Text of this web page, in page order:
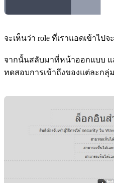
จะเห็นว่า role ที่เราแอดเข้าไป
จากนั้นสลับมาที่หน้าออกแบบ แ
ทดสอบการเข้าถึงของแต่ละกลุ่